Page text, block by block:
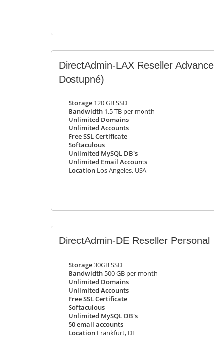
DirectAdmin-LAX Reseller Advance
Dostupné)
Storage 120 GB SSD
Bandwidth 1.5 TB per month
Unlimited Domains
Unlimited Accounts
Free SSL Certificate
Softaculous
Unlimited MySQL DB's
Unlimited Email Accounts
Location Los Angeles, USA
DirectAdmin-DE Reseller Personal
Storage30GB SSD
Bandwidth 500 GB per month
Unlimited Domains
Unlimited Accounts
Free SSL Certificate
Softaculous
Unlimited MySQL DB's
50 email accounts
Location Frankfurt, DE